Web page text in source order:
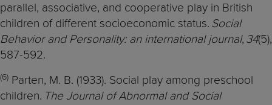
parallel, associative, and cooperative play in British
children of different socioeconomic status. Social
Behavior and Personality: an international journal, 34(5),
587-592.
(6) Parten, M. B. (1933). Social play among preschool
children. The Journal of Abnormal and Social